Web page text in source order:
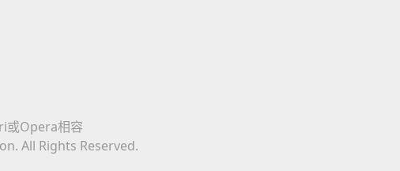
或Opera相容
All Rights Reserved.